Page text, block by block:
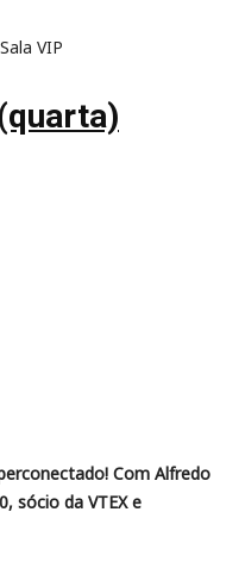
VIP
Com Alfredo
sócio da VTEX e